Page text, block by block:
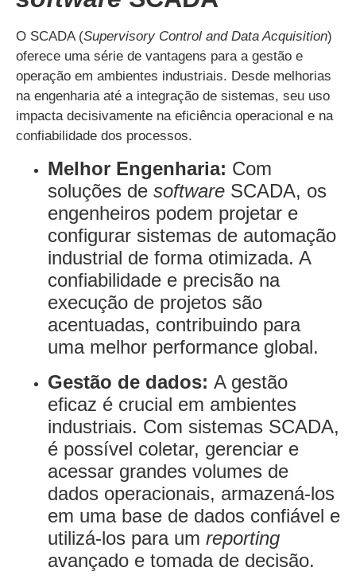
O SCADA (Supervisory Control and Data Acquisition)
oferece uma série de vantagens para a gestão e
operação em ambientes industriais. Desde melhorias
na engenharia até a integração de sistemas, seu uso
impacta decisivamente na eficiência operacional e na
confiabilidade dos processos.
Melhor Engenharia: Com
soluções de software SCADA, os
engenheiros podem projetar e
configurar sistemas de automação
industrial de forma otimizada. A
confiabilidade e precisão na
execução de projetos são
acentuadas, contribuindo para
uma melhor performance global.
Gestão de dados: A gestão
eficaz é crucial em ambientes
industriais. Com sistemas SCADA,
é possível coletar, gerenciar e
acessar grandes volumes de
dados operacionais, armazená-los
em uma base de dados confiável e
utilizá-los para um reporting
avançado e tomada de decisão.